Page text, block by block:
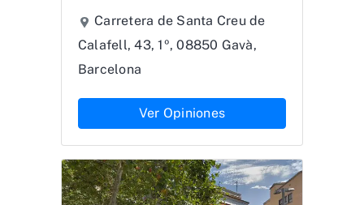
Carretera de Santa Creu de
Calafell, 43, 1º, 08850 Gavà,
Barcelona
Ver Opiniones